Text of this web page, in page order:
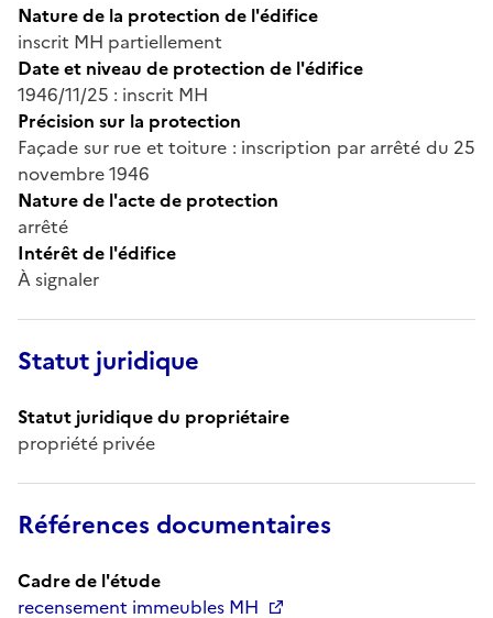
Nature de la protection de l'édifice
inscrit MH partiellement
Date et niveau de protection de l'édifice
1946/11/25 : inscrit MH
Précision sur la protection
Façade sur rue et toiture : inscription par arrêté du 25
novembre 1946
Nature de l'acte de protection
arrêté
Intérêt de l'édifice
À signaler
Statut juridique
Statut juridique du propriétaire
propriété privée
Références documentaires
Cadre de l'étude
recensement immeubles MH